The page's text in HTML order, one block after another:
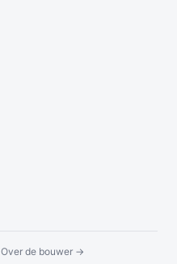
Over de bouwer →